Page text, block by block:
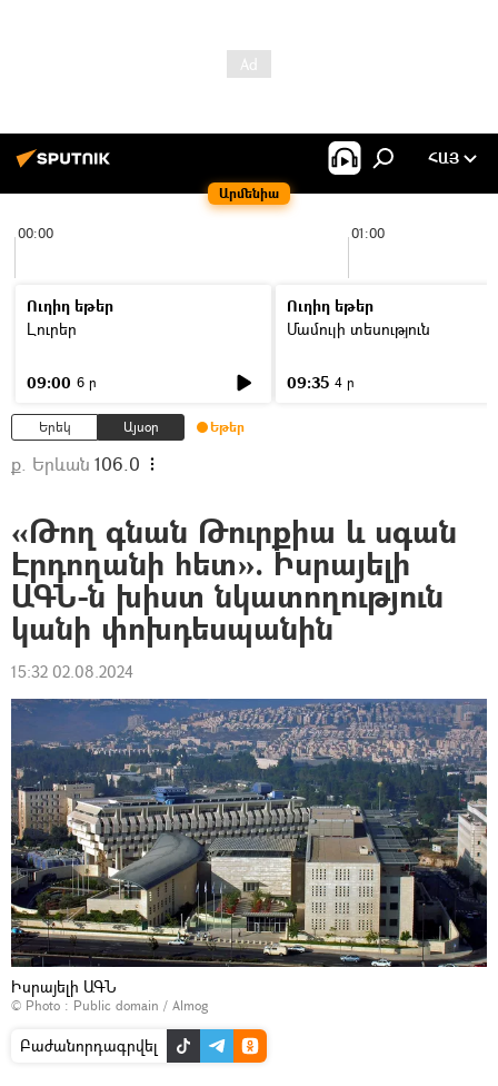
Արմենիա
ՀԱՅ
00:00 01:00
Ուղիղ եթեր
Լուրեր
09:00 6 ր
Ուղիղ եթեր
Մամուլի տեսություն
09:35 4 ր
Երեկ Այսօր Եթեր
ք. Երևան 106.0
«Թող գնան Թուրքիա և սգան
Էրդողանի հետ». Իսրայելի
ԱԳՆ-ն խիստ նկատողություն
կանի փոխդեսպանին
15:32 02.08.2024
Իսրայելի ԱԳՆ
© Photo : Public domain / Almog
Բաժանորդագրվել